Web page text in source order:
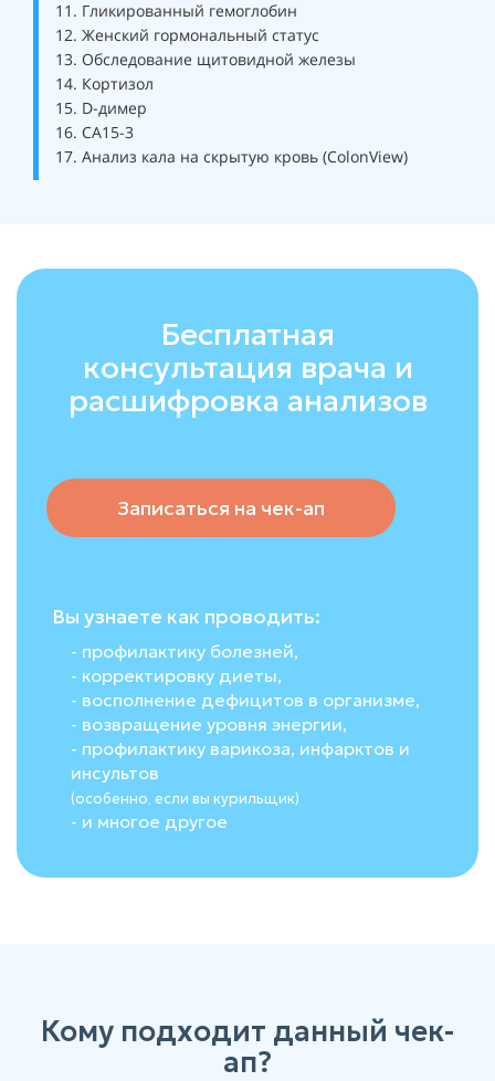
11. Гликированный гемоглобин
12. Женский гормональный статус
13. Обследование щитовидной железы
14. Кортизол
15. D-димер
16. СА15-3
17. Анализ кала на скрытую кровь (ColonView)
Бесплатная
консультация врача и
расшифровка анализов
Записаться на чек-ап
Вы узнаете как проводить:
- профилактику болезней,
- корректировку диеты,
- восполнение дефицитов в организме,
- возвращение уровня энергии,
- профилактику варикоза, инфарктов и
инсультов
(особенно, если вы курильщик)
- и многое другое
Кому подходит данный чек-
ап?